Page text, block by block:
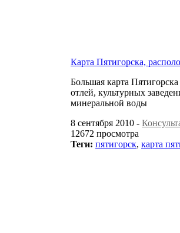
Карта Пятигорска,
Большая карта
отлей, культурных
минеральной воды
8 сентября 2010 -
12672 просмотра
Теги: пятигорск, карта